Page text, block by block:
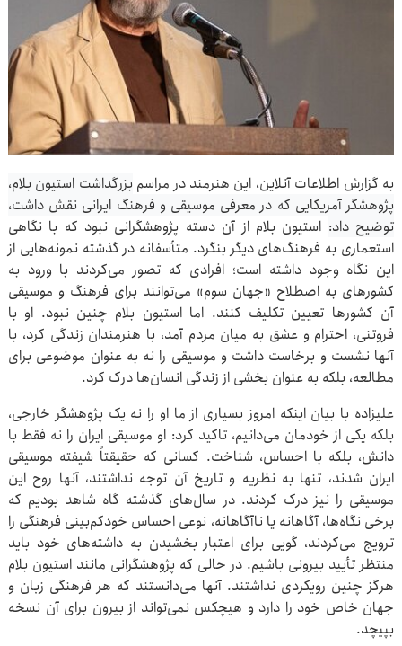
به گزارش اطلاعات آنلاین، این هنرمند در مراسم بزرگداشت استیون بلام،
پژوهشگر آمریکایی که در معرفی موسیقی و فرهنگ ایرانی نقش داشت،
توضیح داد: استیون بلام از آن دسته پژوهشگرانی نبود که با نگاهی
استعماری به فرهنگ‌های دیگر بنگرد. متأسفانه در گذشته نمونه‌هایی از
این نگاه وجود داشته است؛ افرادی که تصور می‌کردند با ورود به
کشورهای به اصطلاح «جهان سوم» می‌توانند برای فرهنگ و موسیقی
آن کشورها تعیین تکلیف کنند. اما استیون بلام چنین نبود. او با
فروتنی، احترام و عشق به میان مردم آمد، با هنرمندان زندگی کرد، با
آنها نشست و برخاست داشت و موسیقی را نه به عنوان موضوعی برای
مطالعه، بلکه به عنوان بخشی از زندگی انسان‌ها درک کرد.
علیزاده با بیان اینکه امروز بسیاری از ما او را نه یک پژوهشگر خارجی،
بلکه یکی از خودمان می‌دانیم، تاکید کرد: او موسیقی ایران را نه فقط با
دانش، بلکه با احساس، شناخت. کسانی که حقیقتاً شیفته موسیقی
ایران شدند، تنها به نظریه و تاریخ آن توجه نداشتند، آنها روح این
موسیقی را نیز درک کردند. در سال‌های گذشته گاه شاهد بودیم که
برخی نگاه‌ها، آگاهانه یا ناآگاهانه، نوعی احساس خودکم‌بینی فرهنگی را
ترویج می‌کردند، گویی برای اعتبار بخشیدن به داشته‌های خود باید
منتظر تأیید بیرونی باشیم. در حالی که پژوهشگرانی مانند استیون بلام
هرگز چنین رویکردی نداشتند. آنها می‌دانستند که هر فرهنگی زبان و
جهان خاص خود را دارد و هیچکس نمی‌تواند از بیرون برای آن نسخه
بپیچد.